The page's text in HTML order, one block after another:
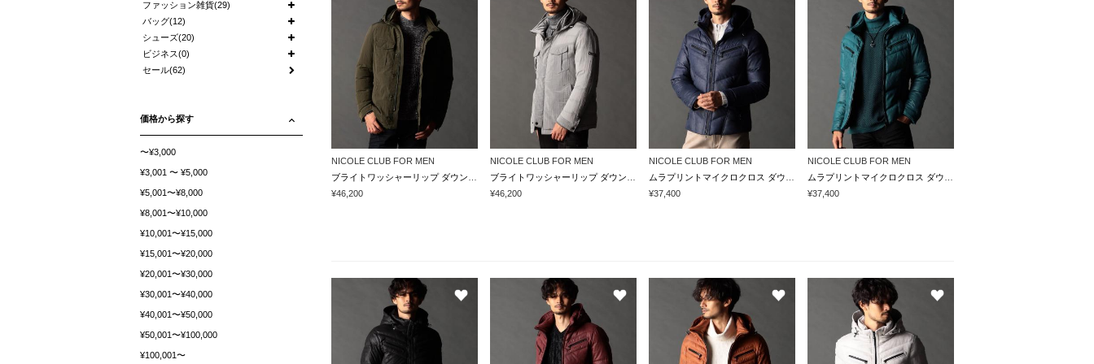
NICOLE CLUB FOR MEN
¥46,200
NICOLE CLUB FOR MEN
¥46,200
NICOLE CLUB FOR MEN
¥37,400
NICOLE CLUB FOR MEN
¥37,400
ファッション雑貨(29)
バッグ(12)
シューズ(20)
ビジネス(0)
セール(62)
価格から探す
〜¥3,000
¥3,001 〜 ¥5,000
¥5,001〜¥8,000
¥8,001〜¥10,000
¥10,001〜¥15,000
¥15,001〜¥20,000
¥20,001〜¥30,000
¥30,001〜¥40,000
¥40,001〜¥50,000
¥50,001〜¥100,000
¥100,001〜